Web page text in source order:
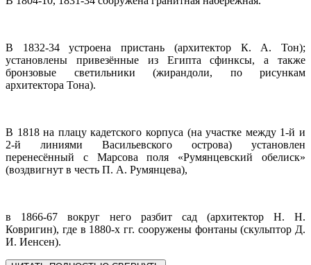
В 1832-34 устроена пристань (архитектор К. А. Тон);
установлены привезённые из Египта сфинксы, а также
бронзовые светильники (жирандоли, по рисункам
архитектора Тона).
В 1818 на плацу кадетского корпуса (на участке между 1-й и
2-й линиями Васильевского острова) установлен
перенесённый с Марсова поля «Румянцевский обелиск»
(воздвигнут в честь П. А. Румянцева),
в 1866-67 вокруг него разбит сад (архитектор Н. Н.
Ковригин), где в 1880-х гг. сооружены фонтаны (скульптор Д.
И. Иенсен).